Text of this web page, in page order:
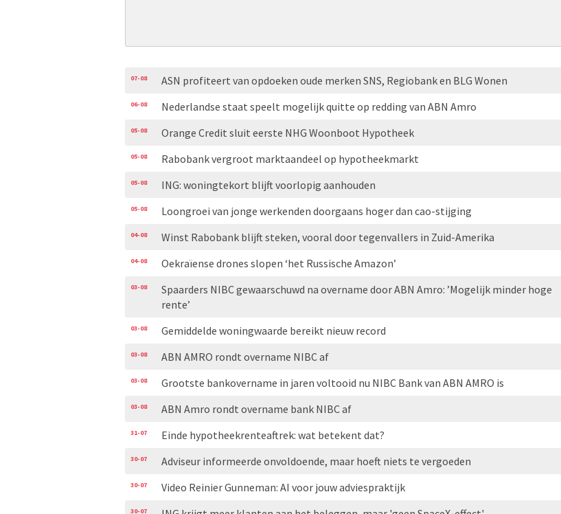
07-08 ASN profiteert van opdoeken oude merken SNS, Regiobank en BLG Wonen
06-08 Nederlandse staat speelt mogelijk quitte op redding van ABN Amro
05-08 Orange Credit sluit eerste NHG Woonboot Hypotheek
05-08 Rabobank vergroot marktaandeel op hypotheekmarkt
05-08 ING: woningtekort blijft voorlopig aanhouden
05-08 Loongroei van jonge werkenden doorgaans hoger dan cao-stijging
04-08 Winst Rabobank blijft steken, vooral door tegenvallers in Zuid-Amerika
04-08 Oekraïense drones slopen ‘het Russische Amazon’
03-08
Spaarders NIBC gewaarschuwd na overname door ABN Amro: ’Mogelijk minder hoge
rente’
03-08 Gemiddelde woningwaarde bereikt nieuw record
03-08 ABN AMRO rondt overname NIBC af
03-08 Grootste bankovername in jaren voltooid nu NIBC Bank van ABN AMRO is
03-08 ABN Amro rondt overname bank NIBC af
31-07 Einde hypotheekrenteaftrek: wat betekent dat?
30-07 Adviseur informeerde onvoldoende, maar hoeft niets te vergoeden
30-07 Video Reinier Gunneman: AI voor jouw adviespraktijk
30-07